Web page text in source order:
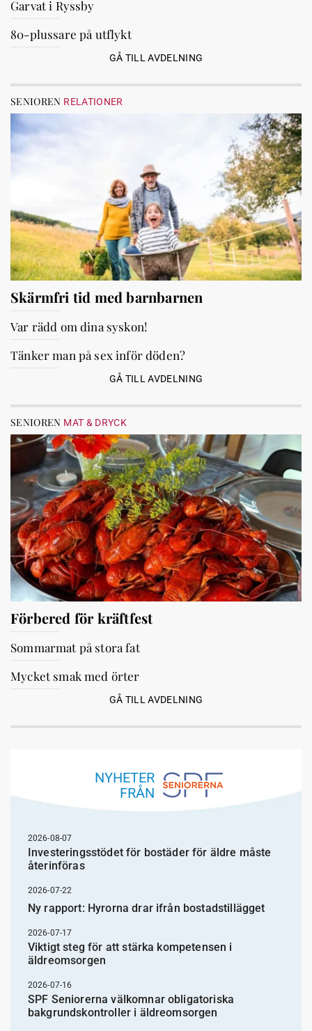
Garvat i Ryssby
80-plussare på utflykt
GÅ TILL AVDELNING
SENIOREN RELATIONER
Skärmfri tid med barnbarnen
Var rädd om dina syskon!
Tänker man på sex inför döden?
GÅ TILL AVDELNING
SENIOREN MAT & DRYCK
Förbered för kräftfest
Sommarmat på stora fat
Mycket smak med örter
GÅ TILL AVDELNING
NYHETER
FRÅN
2026-08-07
Investeringsstödet för bostäder för äldre måste
återinföras
2026-07-22
Ny rapport: Hyrorna drar ifrån bostadstillägget
2026-07-17
Viktigt steg för att stärka kompetensen i
äldreomsorgen
2026-07-16
SPF Seniorerna välkomnar obligatoriska
bakgrundskontroller i äldreomsorgen